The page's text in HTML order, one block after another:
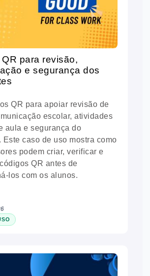
para revisão,
e segurança dos
QR para apoiar revisão de
escolar, atividades
aula e segurança do
Este caso de uso mostra como
podem criar, verificar e
QR antes de
los com os alunos.